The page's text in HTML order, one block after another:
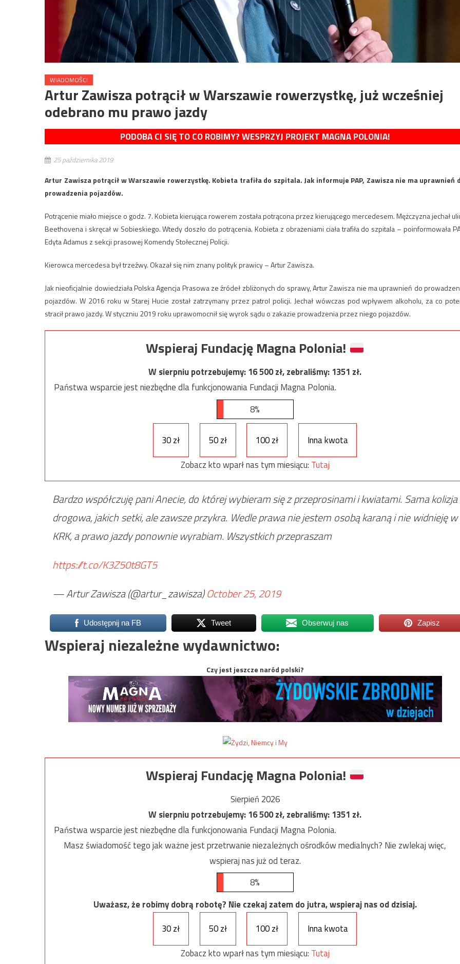
WIADOMOŚCI
Artur Zawisza potrącił w Warszawie rowerzystkę, już wcześniej
odebrano mu prawo jazdy
PODOBA CI SIĘ TO CO ROBIMY? WESPRZYJ PROJEKT MAGNA POLONIA!
25 października 2019
Artur Zawisza potrącił w Warszawie rowerzystkę. Kobieta trafiła do szpitala. Jak informuje PAP, Zawisza nie ma uprawnień
prowadzenia pojazdów.
Potrącenie miało miejsce o godz. 7. Kobieta kierująca rowerem została potrącona przez kierującego mercedesem. Mężczyzna jechał
Beethovena i skręcał w Sobieskiego. Wtedy doszło do potrącenia. Kobieta z obrażeniami ciała trafiła do szpitala – poinformowała
Edyta Adamus z sekcji prasowej Komendy Stołecznej Policji.
Kierowca mercedesa był trzeźwy. Okazał się nim znany polityk prawicy – Artur Zawisza.
Jak nieoficjalnie dowiedziała Polska Agencja Prasowa ze źródeł zbliżonych do sprawy, Artur Zawisza nie ma uprawnień do
pojazdów. W 2016 roku w Starej Hucie został zatrzymany przez patrol policji. Jechał wówczas pod wpływem alkoholu, za co
stracił prawo jazdy. W styczniu 2019 roku uprawomocnił się wyrok sądu o zakazie prowadzenia przez niego pojazdów.
Wspieraj Fundację Magna Polonia!
W sierpniu potrzebujemy:16 500zł, zebraliśmy:1351 zł.
Państwa wsparcie jest niezbędne dla funkcjonowania Fundacji Magna Polonia.
8%
30 zł 50 zł 100 zł
Inna kwota
Zobacz kto wparł nas tym miesiącu: Tutaj
Bardzo współczuję pani Anecie, do której wybieram się z przeprosinami i kwiatami. Sama kolizja
drogowa, jakich setki, ale zawsze przykra. Wedle prawa nie jestem osobą karaną i nie widnieję w
KRK, a prawo jazdy ponownie wyrabiam. Wszystkich przepraszam
https://t.co/K3Z50t8GT5
— Artur Zawisza (@artur_zawisza)October 25, 2019
Udostępnij na FB Tweet Obserwuj nas Zapisz
Wspieraj niezależne wydawnictwo:
Czy jest jeszcze naród polski?
Wspieraj Fundację Magna Polonia!
Sierpień 2026
W sierpniu potrzebujemy:16 500zł, zebraliśmy:1351 zł.
Państwa wsparcie jest niezbędne dla funkcjonowania Fundacji Magna Polonia.
Masz świadomość tego jak ważne jest przetrwanie niezależnych ośrodków medialnych? Nie zwlekaj więc,
wspieraj nas już od teraz.
8%
Uważasz, że robimy dobrą robotę? Nie czekaj zatem do jutra, wspieraj nas od dzisiaj.
30 zł
50 zł 100 zł
Inna kwota
Zobacz kto wparł nas tym miesiącu: Tutaj